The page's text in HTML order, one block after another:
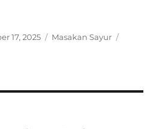
17, 2025 Categories
Masakan Sayur